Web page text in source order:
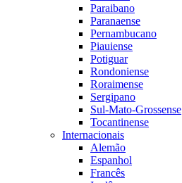
Paraibano
Paranaense
Pernambucano
Piauiense
Potiguar
Rondoniense
Roraimense
Sergipano
Sul-Mato-Grossense
Tocantinense
Internacionais
Alemão
Espanhol
Francês